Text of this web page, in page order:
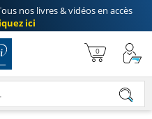
nos livres & vidéos en accès
ici